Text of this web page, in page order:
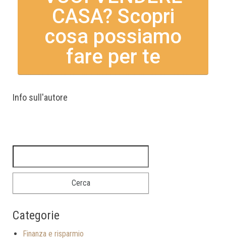
CASA? Scopri
cosa possiamo
fare per te
Info sull'autore
Categorie
Finanza e risparmio